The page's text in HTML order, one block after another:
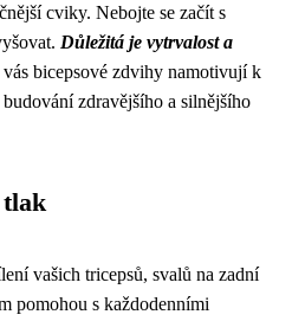
cviky. Nebojte se začít s
Důležitá je vytrvalost a
bicepsové zdvihy namotivují k
zdravějšího a silnějšího
tlak
vašich tricepsů, svalů na zadní
pomohou s každodenními